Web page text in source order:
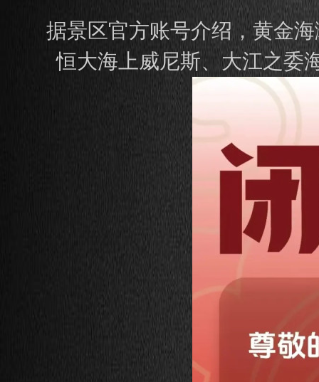
据景区官方账号介绍，黄金
恒大海上威尼斯、大江之委